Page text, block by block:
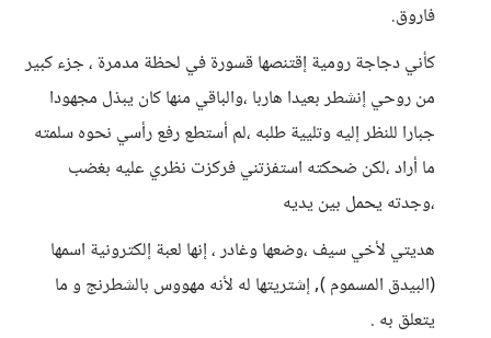
فاروق.
كأني دجاجة رومية إقتنصها قسورة في لحظة مدمرة ، جزء كبير
من روحي إنشطر بعيدا هاربا ،والباقي منها كان يبذل مجهودا
جبارا للنظر إليه وتليية طلبه ،لم أستطع رفع رأسي نحوه سلمته
ما أراد ،لكن ضحكته استفزتني فركزت نظري عليه بغضب
،وجدته يحمل بين يديه
هديتي لأخي سيف ،وضعها وغادر ، إنها لعبة إلكترونية اسمها
(البيدق المسموم ), إشتريتها له لأنه مهووس بالشطرنج و ما
يتعلق به .